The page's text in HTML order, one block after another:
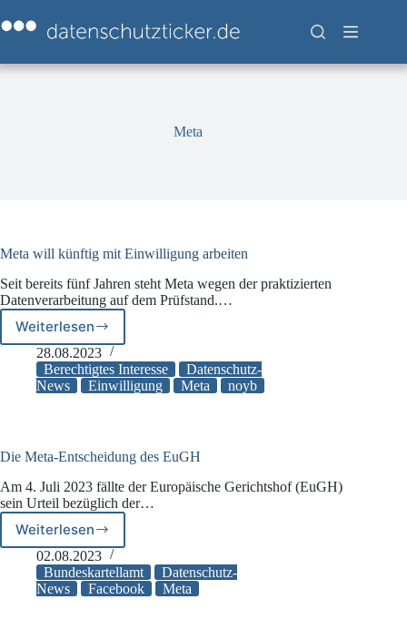
Inhalt
springen
Meta
Meta will künftig mit Einwilligung arbeiten
Seit bereits fünf Jahren steht Meta wegen der praktizierten
Datenverarbeitung auf dem Prüfstand.…
Weiterlesen
Meta
will
künftig
mit
28.08.2023
Berechtigtes Interesse
Datenschutz-
News
Einwilligung Meta noyb
Die Meta-Entscheidung des EuGH
Am 4. Juli 2023 fällte der Europäische Gerichtshof (EuGH)
sein Urteil bezüglich der…
Weiterlesen
Die
Meta-
Entscheidung
des
02.08.2023
Bundeskartellamt
Datenschutz-
News
Facebook Meta